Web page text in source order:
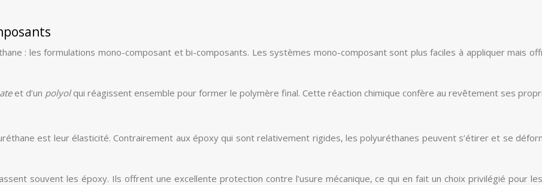
: les formulations mono-composant et bi-composants. Les systèmes mono-composant sont plus faciles à appliquer mais
et d’un polyol qui réagissent ensemble pour former le polymère final. Cette réaction chimique confère au revêtement ses
est leur élasticité. Contrairement aux époxy qui sont relativement rigides, les polyuréthanes peuvent s’étirer et se
souvent les époxy. Ils offrent une excellente protection contre l’usure mécanique, ce qui en fait un choix privilégié